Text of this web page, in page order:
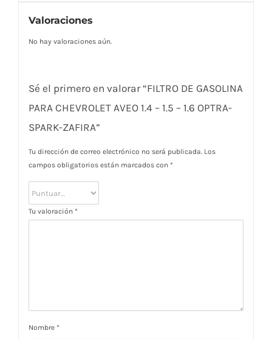
Valoraciones
No hay valoraciones aún.
Sé el primero en valorar “FILTRO DE GASOLINA
PARA CHEVROLET AVEO 1.4 – 1.5 – 1.6 OPTRA-
SPARK-ZAFIRA”
Tu dirección de correo electrónico no será publicada. Los
campos obligatorios están marcados con *
Tu valoración *
Nombre *